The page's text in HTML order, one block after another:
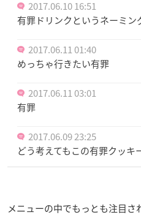
2017.06.10 16:51
有罪ドリンクというネーミン
2017.06.11 01:40
めっちゃ行きたい有罪
2017.06.11 03:01
有罪
2017.06.09 23:25
どう考えてもこの有罪クッキ
メニューの中でもっとも注目さ